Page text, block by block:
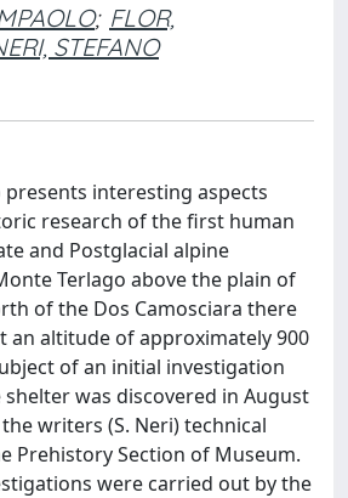
; FLOR,
STEFANO
presents interesting aspects
research of the first human
and Postglacial alpine
Terlago above the plain of
of the Dos Camosciara there
an altitude of approximately 900
of an initial investigation
was discovered in August
writers (S. Neri) technical
Prehistory Section of Museum.
were carried out by the